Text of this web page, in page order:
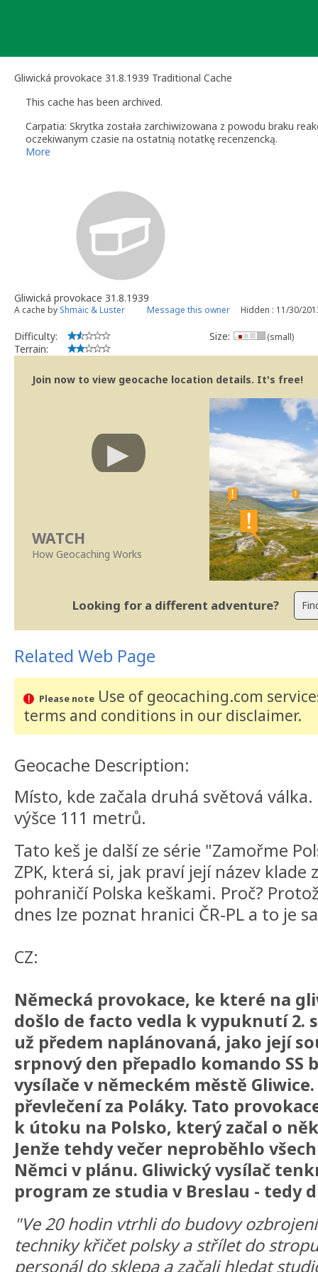
Gliwická provokace 31.8.1939 Traditional Cache
This cache has been archived.
Carpatia: Skrytka została zarchiwizowana z powodu braku
oczekiwanym czasie na ostatnią notatkę recenzencką.
Jeśli w terenie pozostały jakieś resztki po skrytce, proszę je
More
Gliwická provokace 31.8.1939
A cache by Shmaic & Luster Message this owner Hidden : 11/30/
Difficulty:
Terrain:
Size: (small)
Join now to view geocache location details. It's free!
WATCH
How Geocaching Works
Looking for a different adventure?
Related Web Page
Please noteUse of geocaching.com
terms and conditions in our disclaimer.
Geocache Description:
Místo, kde začala druhá světová
výšce 111 metrů.
Tato keš je další ze série "Zamořme
ZPK, která si, jak praví její název klade
pohraničí Polska keškami. Proč?
dnes lze poznat hranici ČR-PL a to je
CZ:
Německá provokace, ke které na
došlo de facto vedla k vypuknutí 2.
už předem naplánovaná, jako její
srpnový den přepadlo komando SS
vysílače v německém městě
převlečení za Poláky. Tato
k útoku na Polsko, který začal o
Jenže tehdy večer neproběhlo
Němci v plánu. Gliwický vysílač
program ze studia v Breslau - tedy
"Ve 20 hodin vtrhli do budovy
techniky křičet polsky a střílet do
personál do sklepa a začali hledat